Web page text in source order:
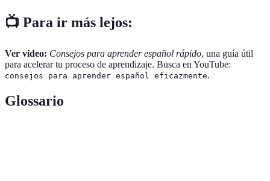
📺 Para ir más lejos:
Ver video: Consejos para aprender español rápido, una guía útil
para acelerar tu proceso de aprendizaje. Busca en YouTube:
consejos para aprender español eficazmente.
Glossario